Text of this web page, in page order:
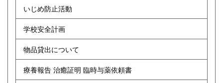
いじめ防止活動
学校安全計画
物品貸出について
療養報告 治癒証明 臨時与薬依頼書